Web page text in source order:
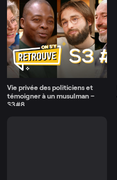
Vie privée des politiciens et
témoigner à un musulman –
S3#8